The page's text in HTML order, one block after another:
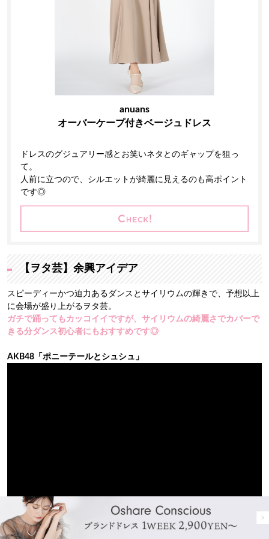
anuans
オーバーケープ付きベージュドレス
ドレスのグジュアリー感とお笑いネタとのギャップを狙っ
て。
人前に立つので、シルエットが綺麗に見えるのも高ポイント
です◎
【ヲタ芸】余興アイデア
スピーディーかつ迫力あるダンスとサイリウムの輝きで、予想以上
に会場が盛り上がるヲタ芸。
ガチで踊ってもカッコイイですが、サイリウムの綺麗さでカバーで
きる分ダンス初心者にもおすすめです◎
AKB48「ポニーテールとシュシュ」